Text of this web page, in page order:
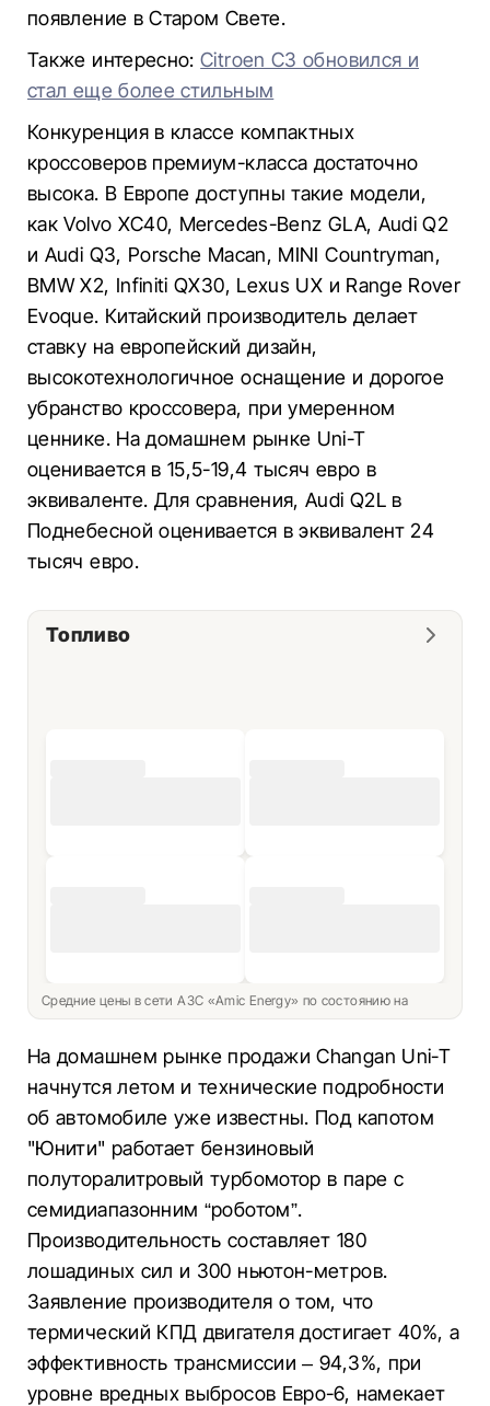
появление в Старом Свете.
Также интересно:Citroen C3 обновился и
стал еще более стильным
Конкуренция в классе компактных
кроссоверов премиум-класса достаточно
высока. В Европе доступны такие модели,
как Volvo XC40, Mercedes-Benz GLA, Audi Q2
и Audi Q3, Porsche Macan, MINI Countryman,
BMW X2, Infiniti QX30, Lexus UX и Range Rover
Evoque. Китайский производитель делает
ставку на европейский дизайн,
высокотехнологичное оснащение и дорогое
убранство кроссовера, при умеренном
ценнике. На домашнем рынке Uni-T
оценивается в 15,5-19,4 тысяч евро в
эквиваленте. Для сравнения, Audi Q2L в
Поднебесной оценивается в эквивалент 24
тысяч евро.
Топливо
Средние цены в сети АЗС «Amic Energy» по состоянию на
На домашнем рынке продажи Changan Uni-T
начнутся летом и технические подробности
об автомобиле уже известны. Под капотом
"Юнити" работает бензиновый
полуторалитровый турбомотор в паре с
семидиапазонним “роботом”.
Производительность составляет 180
лошадиных сил и 300 ньютон-метров.
Заявление производителя о том, что
термический КПД двигателя достигает 40%, а
эффективность трансмиссии – 94,3%, при
уровне вредных выбросов Евро-6, намекает